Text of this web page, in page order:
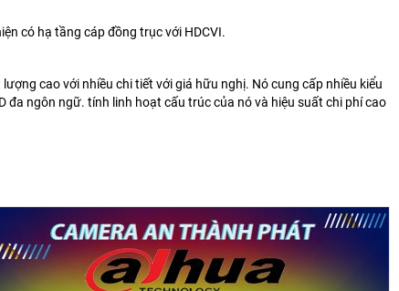
có hạ tầng cáp đồng trục với HDCVI.
cao với nhiều chi tiết với giá hữu nghị. Nó cung cấp nhiều kiểu
đa ngôn ngữ. tính linh hoạt cấu trúc của nóvà hiệu suất chi phí cao